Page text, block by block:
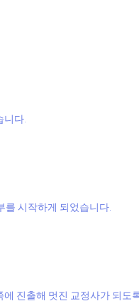
다.
를 시작하게 되었습니다.
진출해 멋진 교정사가 되도